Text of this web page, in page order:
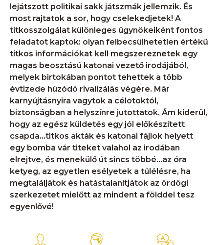
lejátszott politikai sakk játszmák jellemzik. És
most rajtatok a sor, hogy cselekedjetek! A
titkosszolgálat különleges ügynökeiként fontos
feladatot kaptok: olyan felbecsülhetetlen értékű
titkos információkat kell megszereznetek egy
magas beosztású katonai vezető irodájából,
melyek birtokában pontot tehettek a több
évtizede húzódó rivalizálás végére. Már
karnyújtásnyira vagytok a célotoktól,
biztonságban a helyszínre jutottatok. Ám kiderül,
hogy az egész küldetés egy jól előkészített
csapda…titkos akták és katonai fájlok helyett
egy bomba vár titeket valahol az irodában
elrejtve, és menekülő út sincs többé…az óra
ketyeg, az egyetlen esélyetek a túlélésre, ha
megtaláljátok és hatástalanítjátok az ördögi
szerkezetet mielőtt az mindent a földdel tesz
egyenlővé!